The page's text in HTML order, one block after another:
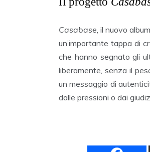
Casabase , il nuovo
un’importante tappa di
che hanno segnato gli
liberamente, senza il
un messaggio di
dalle pressioni o dai